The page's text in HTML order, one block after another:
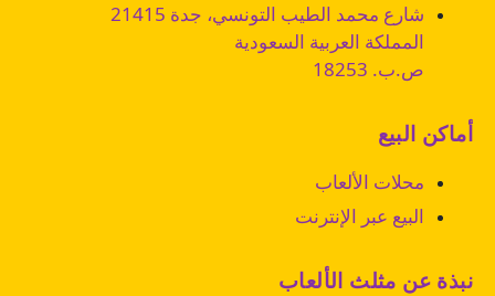
نبذة عن مثلث الألعاب
أماكن البيع
محلات الألعاب
البيع عبر الإنترنت
شارع محمد الطيب التونسي، جدة 21415
المملكة العربية السعودية
ص.ب. 18253